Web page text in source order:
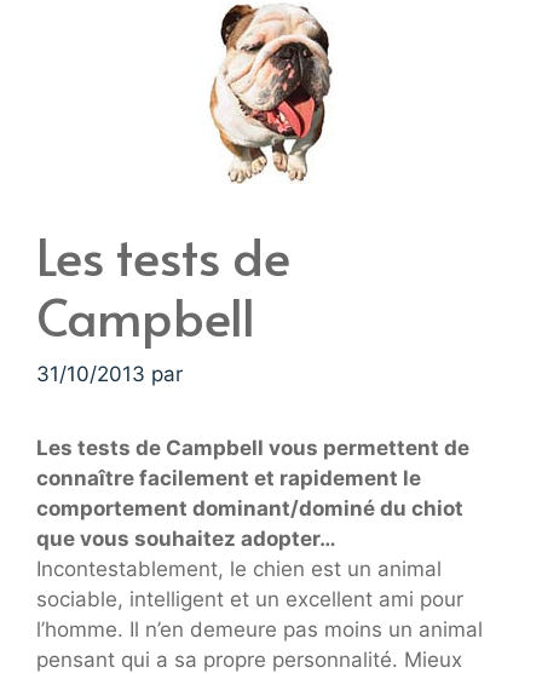
Les tests de
Campbell
31/10/2013 par
Les tests de Campbell vous permettent de
connaître facilement et rapidement le
comportement dominant/dominé du chiot
que vous souhaitez adopter…
Incontestablement, le chien est un animal
sociable, intelligent et un excellent ami pour
l’homme. Il n’en demeure pas moins un animal
pensant qui a sa propre personnalité. Mieux